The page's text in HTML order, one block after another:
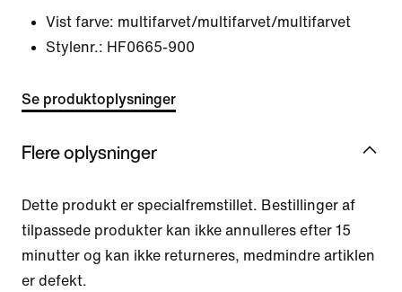
Vist farve: multifarvet/multifarvet/multifarvet
Stylenr.: HF0665-900
Se produktoplysninger
Flere oplysninger
Dette produkt er specialfremstillet. Bestillinger af
tilpassede produkter kan ikke annulleres efter 15
minutter og kan ikke returneres, medmindre artiklen
er defekt.